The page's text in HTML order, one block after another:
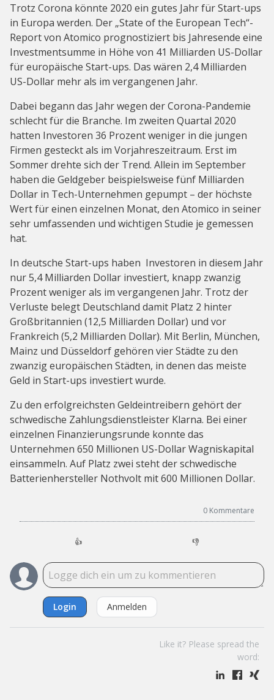
Trotz Corona könnte 2020 ein gutes Jahr für Start-ups
in Europa werden. Der „State of the European Tech“-
Report von Atomico prognostiziert bis Jahresende eine
Investmentsumme in Höhe von 41 Milliarden US-Dollar
für europäische Start-ups. Das wären 2,4 Milliarden
US-Dollar mehr als im vergangenen Jahr.
Dabei begann das Jahr wegen der Corona-Pandemie
schlecht für die Branche. Im zweiten Quartal 2020
hatten Investoren 36 Prozent weniger in die jungen
Firmen gesteckt als im Vorjahreszeitraum. Erst im
Sommer drehte sich der Trend. Allein im September
haben die Geldgeber beispielsweise fünf Milliarden
Dollar in Tech-Unternehmen gepumpt – der höchste
Wert für einen einzelnen Monat, den Atomico in seiner
sehr umfassenden und wichtigen Studie je gemessen
hat.
In deutsche Start-ups haben Investoren in diesem Jahr
nur 5,4 Milliarden Dollar investiert, knapp zwanzig
Prozent weniger als im vergangenen Jahr. Trotz der
Verluste belegt Deutschland damit Platz 2 hinter
Großbritannien (12,5 Milliarden Dollar) und vor
Frankreich (5,2 Milliarden Dollar). Mit Berlin, München,
Mainz und Düsseldorf gehören vier Städte zu den
zwanzig europäischen Städten, in denen das meiste
Geld in Start-ups investiert wurde.
Zu den erfolgreichsten Geldeintreibern gehört der
schwedische Zahlungsdienstleister Klarna. Bei einer
einzelnen Finanzierungsrunde konnte das
Unternehmen 650 Millionen US-Dollar Wagniskapital
einsammeln. Auf Platz zwei steht der schwedische
Batterienhersteller Nothvolt mit 600 Millionen Dollar.
0 Kommentare
👍 👎
Login Anmelden
Like it? Please spread the
word: